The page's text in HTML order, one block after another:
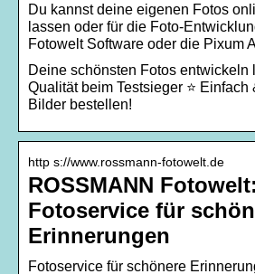
Du kannst deine eigenen Fotos
lassen oder für die Foto-
Fotowelt Software oder die Pixum
Deine schönsten Fotos entwickeln
Qualität beim Testsieger ⭐ Einfach
Bilder bestellen!
http s://www.rossmann-fotowelt.de
ROSSMANN Fotowelt:
Fotoservice für
Erinnerungen
Fotoservice für schönere